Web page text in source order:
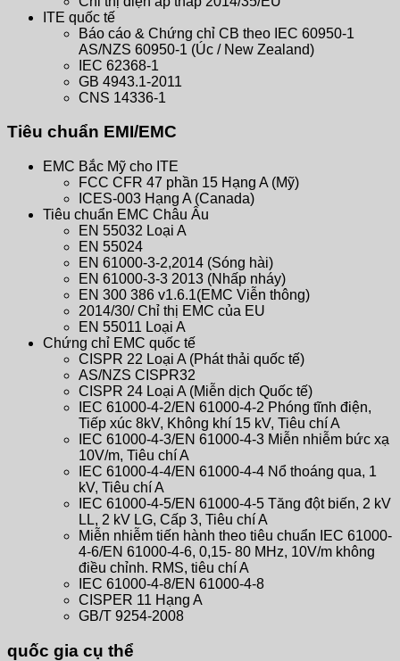
ITE quốc tế
Báo cáo & Chứng chỉ CB theo IEC 60950-1
AS/NZS 60950-1 (Úc / New Zealand)
IEC 62368-1
GB 4943.1-2011
CNS 14336-1
Tiêu chuẩn EMI/EMC
EMC Bắc Mỹ cho ITE
FCC CFR 47 phần 15 Hạng A (Mỹ)
ICES-003 Hạng A (Canada)
Tiêu chuẩn EMC Châu Âu
EN 55032 Loại A
EN 55024
EN 61000-3-2,2014 (Sóng hài)
EN 61000-3-3 2013 (Nhấp nháy)
EN 300 386 v1.6.1(EMC Viễn thông)
2014/30/ Chỉ thị EMC của EU
EN 55011 Loại A
Chứng chỉ EMC quốc tế
CISPR 22 Loại A (Phát thải quốc tế)
AS/NZS CISPR32
CISPR 24 Loại A (Miễn dịch Quốc tế)
IEC 61000-4-2/EN 61000-4-2 Phóng tĩnh điện,
Tiếp xúc 8kV, Không khí 15 kV, Tiêu chí A
IEC 61000-4-3/EN 61000-4-3 Miễn nhiễm bức xạ
10V/m, Tiêu chí A
IEC 61000-4-4/EN 61000-4-4 Nổ thoáng qua, 1
kV, Tiêu chí A
IEC 61000-4-5/EN 61000-4-5 Tăng đột biến, 2 kV
LL, 2 kV LG, Cấp 3, Tiêu chí A
Miễn nhiễm tiến hành theo tiêu chuẩn IEC 61000-
4-6/EN 61000-4-6, 0,15- 80 MHz, 10V/m không
điều chỉnh. RMS, tiêu chí A
IEC 61000-4-8/EN 61000-4-8
CISPER 11 Hạng A
GB/T 9254-2008
quốc gia cụ thể